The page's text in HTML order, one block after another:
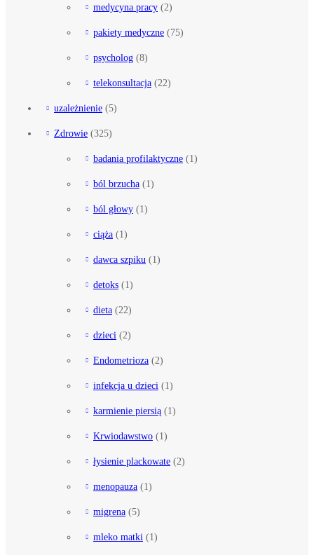
medycyna pracy (2)
pakiety medyczne (75)
psycholog (8)
telekonsultacja (22)
uzależnienie (5)
Zdrowie (325)
badania profilaktyczne (1)
ból brzucha (1)
ból głowy (1)
ciąża (1)
dawca szpiku (1)
detoks (1)
dieta (22)
dzieci (2)
Endometrioza (2)
infekcja u dzieci (1)
karmienie piersią (1)
Krwiodawstwo (1)
łysienie plackowate (2)
menopauza (1)
migrena (5)
mleko matki (1)